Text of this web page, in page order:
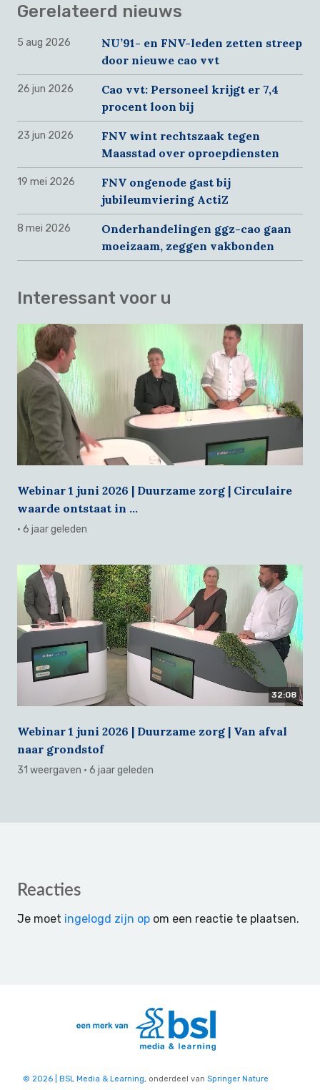
Gerelateerd nieuws
5 aug 2026
NU’91- en FNV-leden zetten streep
door nieuwe cao vvt
26 jun 2026
Cao vvt: Personeel krijgt er 7,4
procent loon bij
23 jun 2026
FNV wint rechtszaak tegen
Maasstad over oproepdiensten
19 mei 2026
FNV ongenode gast bij
jubileumviering ActiZ
8 mei 2026
Onderhandelingen ggz-cao gaan
moeizaam, zeggen vakbonden
Interessant voor u
Webinar 1 juni 2026 | Duurzame zorg | Circulaire
waarde ontstaat in ...
· 6 jaar geleden
32:08
Webinar 1 juni 2026 | Duurzame zorg | Van afval
naar grondstof
31 weergaven · 6 jaar geleden
Reader
Reacties
Je moet ingelogd zijn op om een reactie te plaatsen.
© 2026 | BSL Media & Learning, onderdeel van Springer Nature